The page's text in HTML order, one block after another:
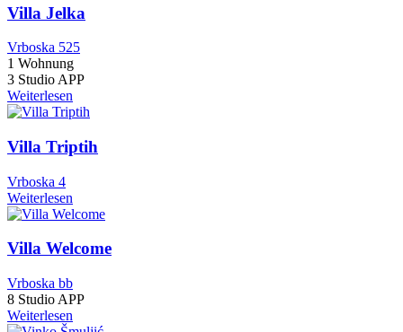
Villa Jelka
Vrboska 525
1 Wohnung
3 Studio APP
Weiterlesen
Villa Triptih
Vrboska 4
Weiterlesen
Villa Welcome
Vrboska bb
8 Studio APP
Weiterlesen